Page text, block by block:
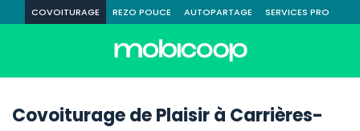
COVOITURAGE REZO POUCE AUTOPARTAGE SERVICES PRO
Covoiturage de Plaisir à Carrières-